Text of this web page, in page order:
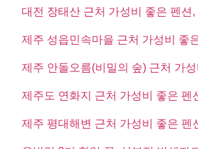
대전 장태산 근처 가성비 좋은 펜션
제주 성읍민속마을 근처 가성비 좋
제주 안돌오름(비밀의 숲) 근처 가
제주도 연화지 근처 가성비 좋은 펜
제주 평대해변 근처 가성비 좋은 펜